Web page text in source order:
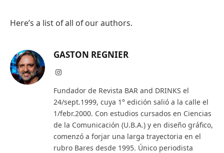
Here’s a list of all of our authors.
GASTON REGNIER
Instagram
Fundador de Revista BAR and DRINKS el
24/sept.1999, cuya 1° edición salió a la calle el
1/febr.2000. Con estudios cursados en Ciencias
de la Comunicación (U.B.A.) y en diseño gráfico,
comenzó a forjar una larga trayectoria en el
rubro Bares desde 1995. Único periodista